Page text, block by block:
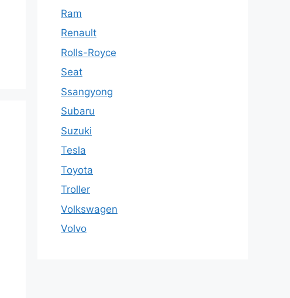
Ram
Renault
Rolls-Royce
Seat
Ssangyong
Subaru
Suzuki
Tesla
Toyota
Troller
Volkswagen
Volvo